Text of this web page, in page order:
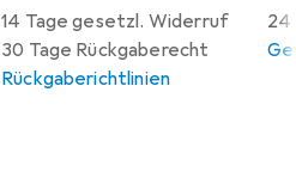
14 Tage gesetzl. Widerruf
30 Tage Rückgaberecht
Rückgaberichtlinien
24